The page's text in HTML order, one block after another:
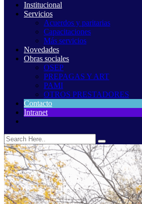
Institucional
Servicios
Acuerdos y paritarias
Capacitaciones
Más servicios
Novedades
Obras sociales
OSEP
PREPAGAS Y ART
PAMI
OTROS PRESTADORES
Contacto
Intranet